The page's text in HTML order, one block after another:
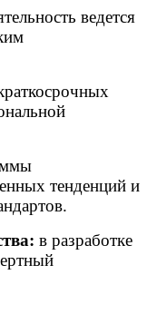
ведется
тенденций и
в разработке